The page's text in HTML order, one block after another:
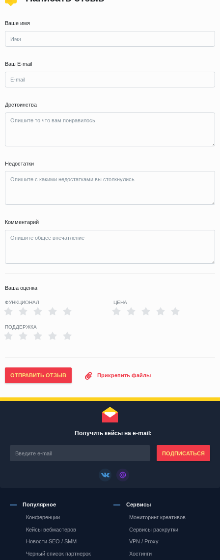
Ваше имя
Ваш E-mail
Достоинства
Недостатки
Комментарий
Ваша оценка
ФУНКЦИОНАЛ ЦЕНА
ПОДДЕРЖКА
ОТПРАВИТЬ ОТЗЫВ Прикрепить файлы
Получить кейсы на e-mail:
ПОДПИСАТЬСЯ
Популярное
Конференции
Кейсы вебмастеров
Новости SEO / SMM
Черный список партнерок
Сервисы
Мониторинг креативов
Сервисы раскрутки
VPN / Proxy
Хостинги